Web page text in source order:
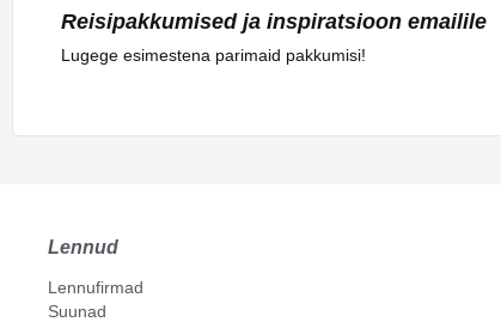
Reisipakkumised ja inspiratsioon emailile
Lugege esimestena parimaid pakkumisi!
Lennud
Lennufirmad
Suunad